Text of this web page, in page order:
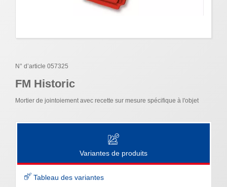
N° d’article 057325
FM Historic
Mortier de jointoiement avec recette sur mesure spécifique à l'objet
Variantes de produits
Tableau des variantes